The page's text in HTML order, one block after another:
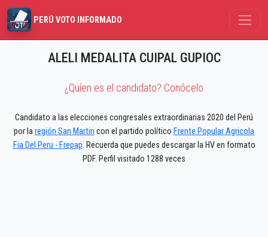
PERÚ VOTO INFORMADO
ALELI MEDALITA CUIPAL GUPIOC
¿Quíen es el candidato? Conócelo
Candidato a las elecciones congresales extraordinarias 2020 del Perú
por laregión San Martin con el partido político Frente Popular Agricola
Fia Del Peru - Frepap. Recuerda que puedes descargar la HV en formato
PDF. Perfil visitado 1288 veces